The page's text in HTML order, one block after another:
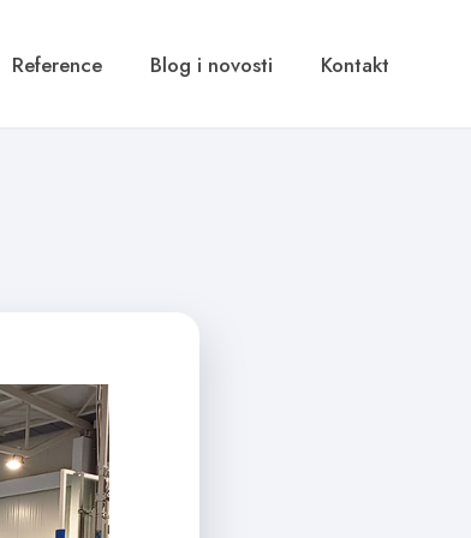
Reference Blog i novosti Kontakt